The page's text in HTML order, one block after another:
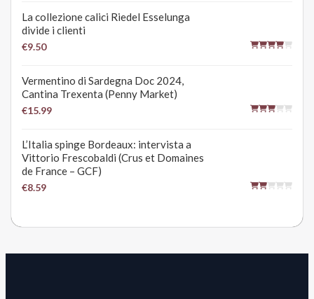
La collezione calici Riedel Esselunga
divide i clienti
€9.50
Vermentino di Sardegna Doc 2024,
Cantina Trexenta (Penny Market)
€15.99
L’Italia spinge Bordeaux: intervista a
Vittorio Frescobaldi (Crus et Domaines
de France – GCF)
€8.59